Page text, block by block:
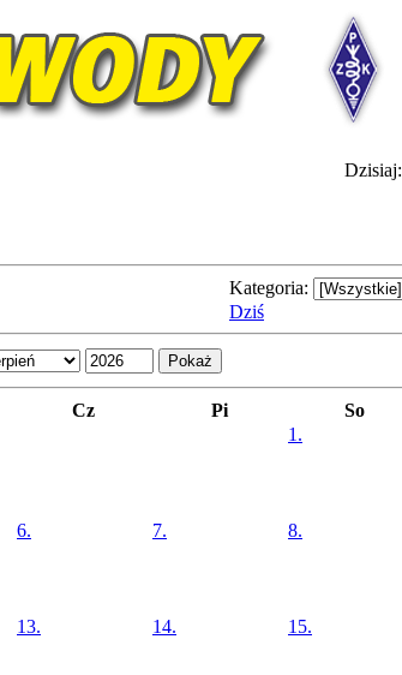
Dzisiaj:
Kategoria:
Dziś
Cz Pi So
1.
6. 7. 8.
13. 14. 15.